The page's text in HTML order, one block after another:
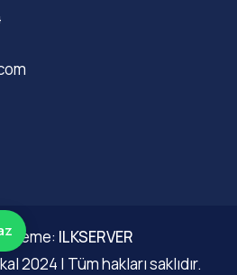
ILKSERVER
2024 | Tüm hakları saklıdır.